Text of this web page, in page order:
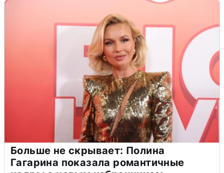
Больше не скрывает: Полина
Гагарина показала романтичные